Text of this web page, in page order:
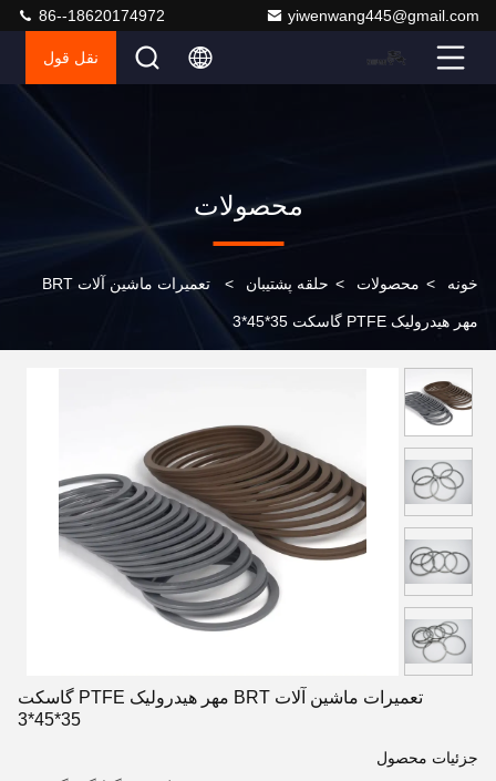
yiwenwang445@gmail.com
86--18620174972
نقل قول
محصولات
خونه > محصولات > حلقه پشتیبان > تعمیرات ماشین آلات BRT
مهر هیدرولیک PTFE گاسکت 35*45*3
تعمیرات ماشین آلات BRT مهر هیدرولیک PTFE گاسکت
35*45*3
جزئیات محصول